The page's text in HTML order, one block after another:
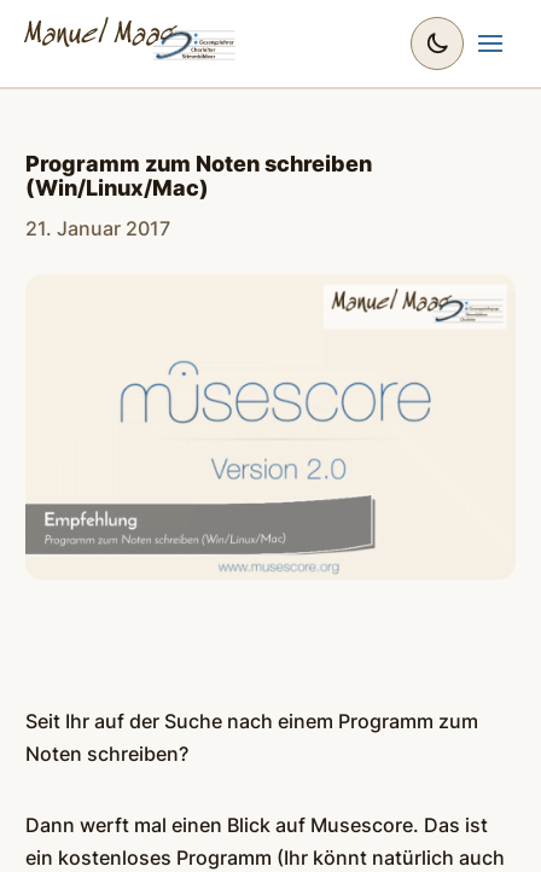
Programm zum Noten schreiben
(Win/Linux/Mac)
21. Januar 2017
Seit Ihr auf der Suche nach einem Programm zum
Noten schreiben?
Dann werft mal einen Blick auf Musescore. Das ist
ein kostenloses Programm (Ihr könnt natürlich auch